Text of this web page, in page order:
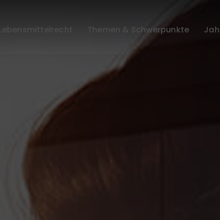
Themen & Schwerpunkte